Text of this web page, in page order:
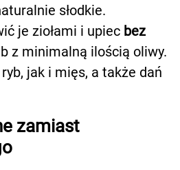
słodkie.
je ziołami i upiec bez
z minimalną ilością oliwy.
jak i mięs, a także dań
zamiast